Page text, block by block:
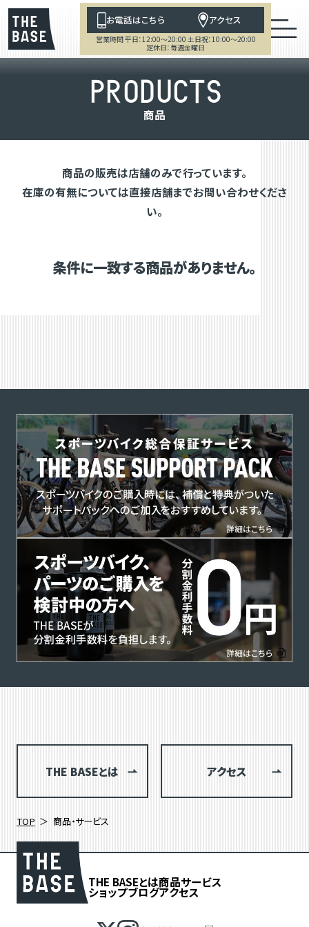
お電話はこちら アクセス
営業時間 平日：12:00～20:00 土日祝：10:00～20:00
定休日：毎週金曜日
PRODUCTS
商品
商品の販売は店舗のみで行っています。
在庫の有無については直接店舗までお問い合わせくださ
い。
条件に一致する商品がありません。
THE BASEとは アクセス
TOP 商品・サービス
THE BASEとは商品サービス
ショップブログアクセス